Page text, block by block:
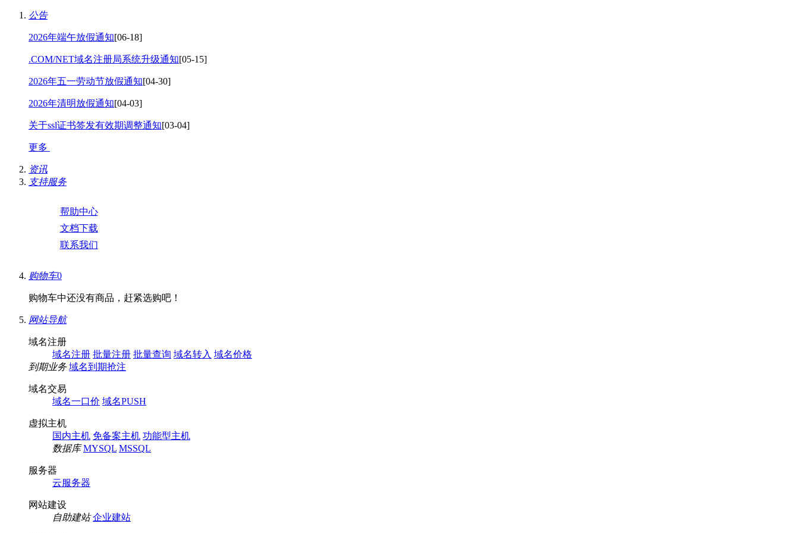
公告
2026年端午放假通知[06-18]
.COM/NET域名注册局系统升级通知[05-15]
2026年五一劳动节放假通知[04-30]
2026年清明放假通知[04-03]
关于ssl证书签发有效期调整通知[03-04]
更多
资讯
支持服务
帮助中心
文档下载
联系我们
购物车0
购物车中还没有商品，赶紧选购吧！
网站导航
域名注册
域名注册 批量注册 批量查询 域名转入 域名价格
到期业务 域名到期抢注
域名交易
域名一口价 域名PUSH
虚拟主机
国内主机 免备案主机 功能型主机
数据库 MYSQL MSSQL
服务器
云服务器
网站建设
自助建站 企业建站